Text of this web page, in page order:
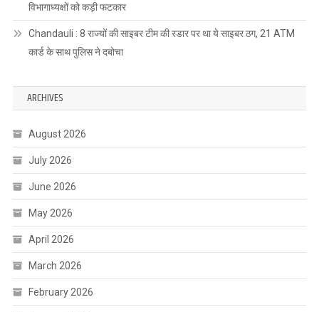
विभागाध्यक्षों को कड़ी फटकार
Chandauli : 8 राज्यों की साइबर टीम की रडार पर था ये साइबर ठग, 21 ATM
कार्ड के साथ पुलिस ने दबोचा
ARCHIVES
August 2026
July 2026
June 2026
May 2026
April 2026
March 2026
February 2026